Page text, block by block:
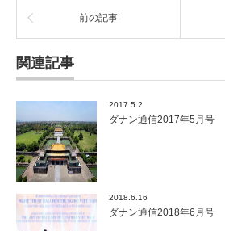
前の記事
関連記事
2017.5.2
ダナン通信2017年5月号
2018.6.16
ダナン通信2018年6月号